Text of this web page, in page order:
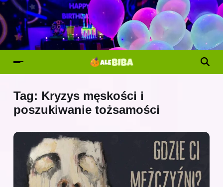
Tag: Kryzys męskości i
poszukiwanie tożsamości